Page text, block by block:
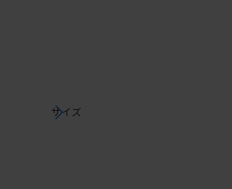
サイズ